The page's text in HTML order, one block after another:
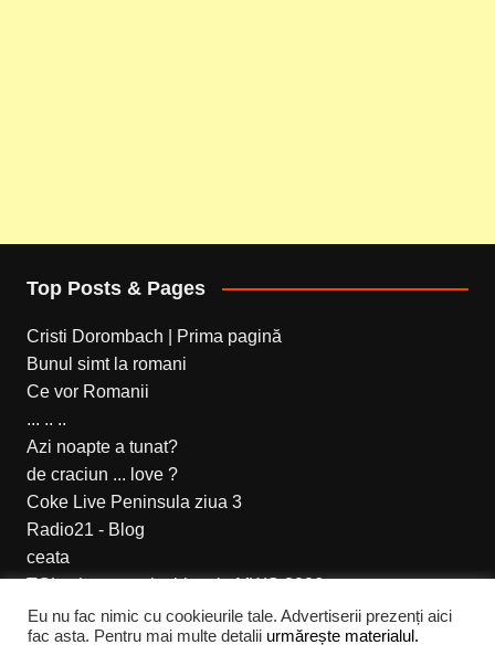
Top Posts & Pages
Cristi Dorombach | Prima pagină
Bunul simt la romani
Ce vor Romanii
... .. ..
Azi noapte a tunat?
de craciun ... love ?
Coke Live Peninsula ziua 3
Radio21 - Blog
ceata
TCL a lansat noi tablete la MWC 2026
Eu nu fac nimic cu cookieurile tale. Advertiserii prezenți aici
fac asta. Pentru mai multe detalii urmărește materialul.